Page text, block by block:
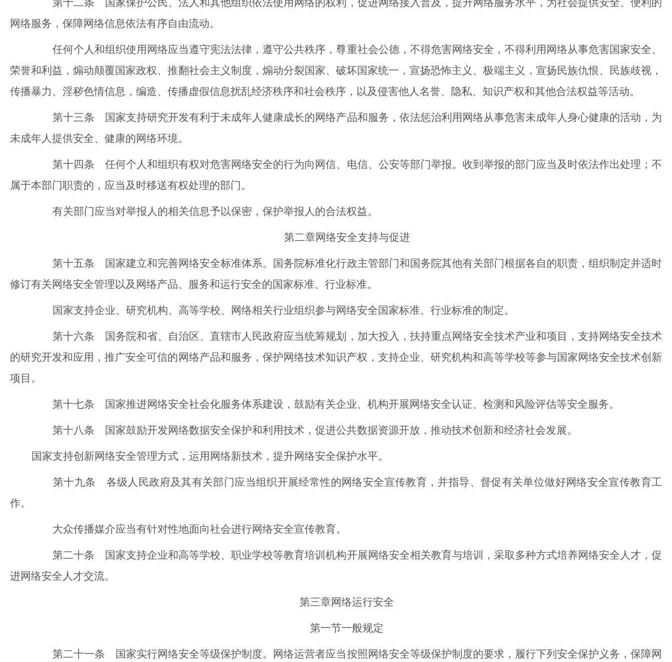
第十二条 国家保护公民、法人和其他组织依法使用网络的权利，促进网络接入普及，提升网络服务水平，为社会提供安全、便利的
网络服务，保障网络信息依法有序自由流动。
任何个人和组织使用网络应当遵守宪法法律，遵守公共秩序，尊重社会公德，不得危害网络安全，不得利用网络从事危害国家安全、
荣誉和利益，煽动颠覆国家政权、推翻社会主义制度，煽动分裂国家、破坏国家统一，宣扬恐怖主义、极端主义，宣扬民族仇恨、民族歧视，
传播暴力、淫秽色情信息，编造、传播虚假信息扰乱经济秩序和社会秩序，以及侵害他人名誉、隐私、知识产权和其他合法权益等活动。
第十三条 国家支持研究开发有利于未成年人健康成长的网络产品和服务，依法惩治利用网络从事危害未成年人身心健康的活动，为
未成年人提供安全、健康的网络环境。
第十四条 任何个人和组织有权对危害网络安全的行为向网信、电信、公安等部门举报。收到举报的部门应当及时依法作出处理；不
属于本部门职责的，应当及时移送有权处理的部门。
有关部门应当对举报人的相关信息予以保密，保护举报人的合法权益。
第二章网络安全支持与促进
第十五条 国家建立和完善网络安全标准体系。国务院标准化行政主管部门和国务院其他有关部门根据各自的职责，组织制定并适时
修订有关网络安全管理以及网络产品、服务和运行安全的国家标准、行业标准。
国家支持企业、研究机构、高等学校、网络相关行业组织参与网络安全国家标准、行业标准的制定。
第十六条 国务院和省、自治区、直辖市人民政府应当统筹规划，加大投入，扶持重点网络安全技术产业和项目，支持网络安全技术
的研究开发和应用，推广安全可信的网络产品和服务，保护网络技术知识产权，支持企业、研究机构和高等学校等参与国家网络安全技术创新
项目。
第十七条 国家推进网络安全社会化服务体系建设，鼓励有关企业、机构开展网络安全认证、检测和风险评估等安全服务。
第十八条 国家鼓励开发网络数据安全保护和利用技术，促进公共数据资源开放，推动技术创新和经济社会发展。
国家支持创新网络安全管理方式，运用网络新技术，提升网络安全保护水平。
第十九条 各级人民政府及其有关部门应当组织开展经常性的网络安全宣传教育，并指导、督促有关单位做好网络安全宣传教育工
作。
大众传播媒介应当有针对性地面向社会进行网络安全宣传教育。
第二十条 国家支持企业和高等学校、职业学校等教育培训机构开展网络安全相关教育与培训，采取多种方式培养网络安全人才，促
进网络安全人才交流。
第三章网络运行安全
第一节一般规定
第二十一条 国家实行网络安全等级保护制度。网络运营者应当按照网络安全等级保护制度的要求，履行下列安全保护义务，保障网